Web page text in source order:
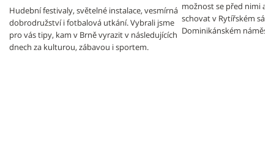
Hudební festivaly, světelné instalace, vesmírná
dobrodružství i fotbalová utkání. Vybrali jsme
pro vás tipy, kam v Brně vyrazit v následujících
dnech za kulturou, zábavou i sportem.
možnost se před nimi
schovat v Rytířském
Dominikánském náměstí.